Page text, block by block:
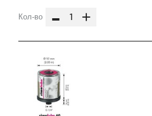
Кол-во - +